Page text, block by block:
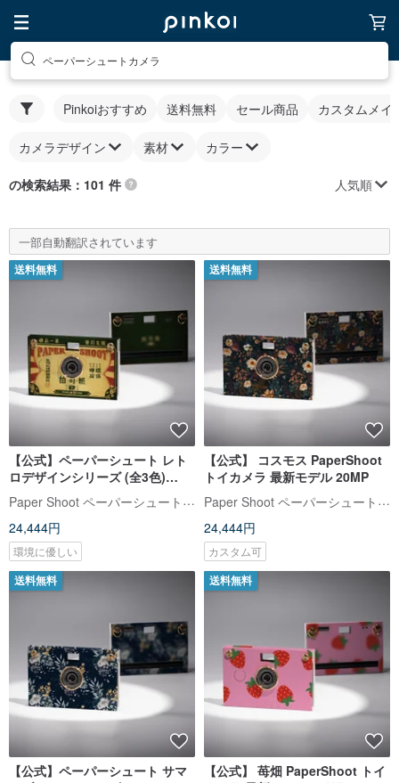
ペーパーシュートカメラ
Pinkoiおすすめ 送料無料 セール商品 カスタムメイ
カメラデザイン 素材 カラー
の検索結果：101 件 人気順
一部自動翻訳されています
送料無料
【公式】ペーパーシュート レト
ロデザインシリーズ (全3色)
PaperShoot 最新モデル 20MP
トイカメラ
Paper Shoot ペーパーシュート【公式】
24,444円
環境に優しい
送料無料
【公式】 コスモス PaperShoot
トイカメラ 最新モデル 20MP
Paper Shoot ペーパーシュート【公式】
24,444円
カスタム可
送料無料
【公式】ペーパーシュート サマ
送料無料
【公式】 苺畑 PaperShoot トイ